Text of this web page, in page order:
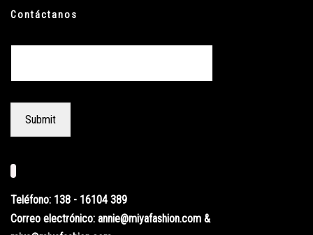
Contáctanos
Teléfono: 138 - 16104 389
Correo electrónico: annie@miyafashion.com &